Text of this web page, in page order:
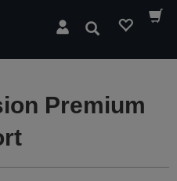
Suchen
Premium